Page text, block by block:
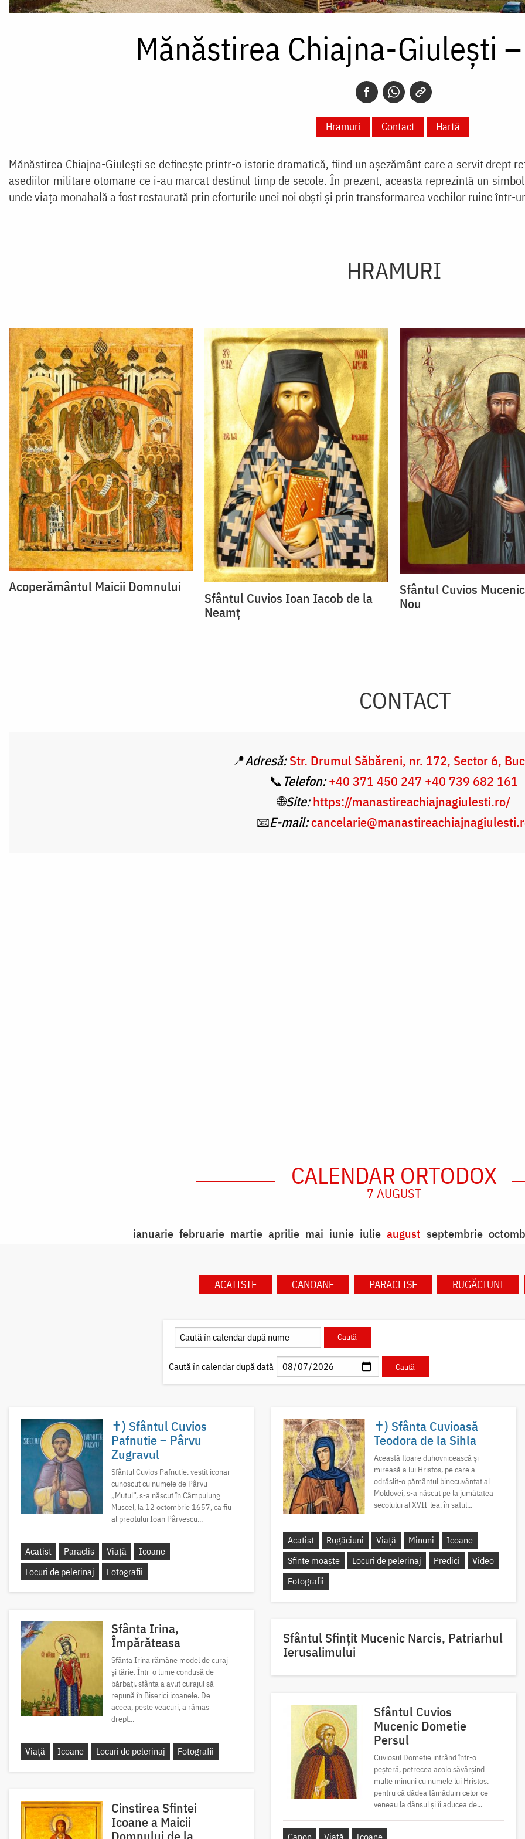
Mănăstirea Chiajna-Giulești
Hramuri Contact Hartă
Mănăstirea Chiajna-Giulești se definește printr-o istorie dramatică, fiind un așezământ care a servit drept
asediilor militare otomane ce i-au marcat destinul timp de secole. În prezent, aceasta reprezintă un
unde viața monahală a fost restaurată prin eforturile unei noi obști și prin transformarea vechilor ruine într-
HRAMURI
Acoperământul Maicii Domnului
Sfântul Cuvios Ioan Iacob de la
Neamț
Sfântul Cuvios
Nou
CONTACT
📍Adresă: Str. Drumul Săbăreni, nr. 172, Sector 6,
📞 Telefon: +40 371 450 247 +40 739 682 161
🌐Site: https://manastireachiajnagiulesti.ro/
📧E-mail:
CALENDAR ORTODOX
7 AUGUST
ianuarie februarie martie aprilie mai iunie iulie august septembrie
ACATISTE CANOANE PARACLISE RUGĂCIUNI
Caută în calendar după dată
✝) Sfântul Cuvios
Pafnutie – Pârvu
Zugravul
Sfântul Cuvios Pafnutie, vestit iconar
cunoscut cu numele de Pârvu
„Mutul”, s-a născut în Câmpulung
Muscel, la 12 octombrie 1657, ca fiu
al preotului Ioan Pârvescu...
Acatist Paraclis Viață
Icoane
Locuri de pelerinaj
Fotografii
✝) Sfânta Cuvioasă
Teodora de la Sihla
Această floare duhovnicească și
mireasă a lui Hristos, pe care a
odrăslit-o pământul binecuvântat al
Moldovei, s-a născut pe la jumătatea
secolului al XVII-lea, în satul...
Acatist Rugăciuni Viață Minuni
Icoane
Sfinte moaște
Locuri de pelerinaj Predici
Video
Fotografii
Sfânta Irina,
Împărăteasa
Sfânta Irina rămâne model de curaj
și tărie. Într-o lume condusă de
bărbați, sfânta a avut curajul să
repună în Biserici icoanele. De
aceea, peste veacuri, a rămas
drept...
Viață Icoane Locuri de pelerinaj Fotografii
Sfântul Sfinţit Mucenic Narcis, Patriarhul
Ierusalimului
Sfântul Cuvios
Mucenic Dometie
Persul
Cuviosul Dometie intrând într-o
peșteră, petrecea acolo săvârșind
multe minuni cu numele lui Hristos,
pentru că dădea tămăduiri celor ce
veneau la dânsul și îi aducea de...
Cinstirea Sfintei
Icoane a Maicii